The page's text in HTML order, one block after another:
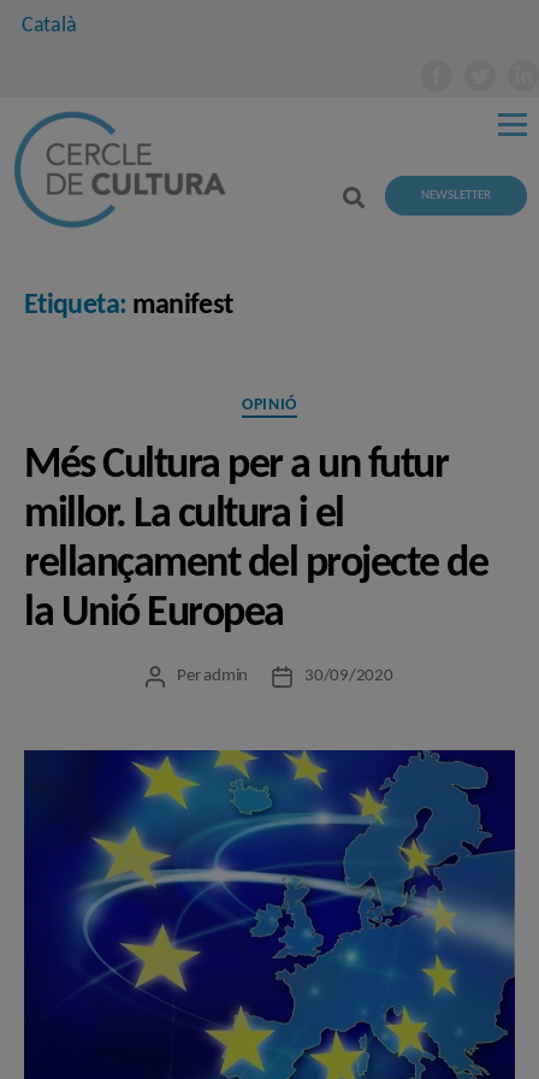
Català
NEWSLETTER
Etiqueta: manifest
Categories
OPINIÓ
Més Cultura per a un futur
millor. La cultura i el
rellançament del projecte de
la Unió Europea
Autor
Per admin
Data30/09/2020